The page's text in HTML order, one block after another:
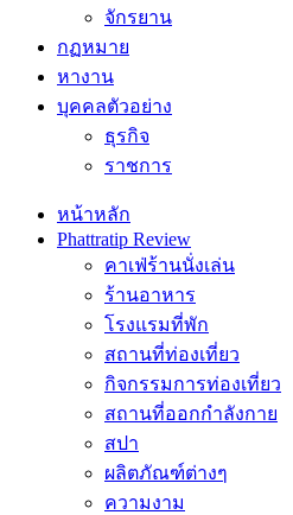
จักรยาน
กฏหมาย
หางาน
บุคคลตัวอย่าง
ธุรกิจ
ราชการ
หน้าหลัก
Phattratip Review
คาเฟ่ร้านนั่งเล่น
ร้านอาหาร
โรงแรมที่พัก
สถานที่ท่องเที่ยว
กิจกรรมการท่องเที่ยว
สถานที่ออกกำลังกาย
สปา
ผลิตภัณฑ์ต่างๆ
ความงาม